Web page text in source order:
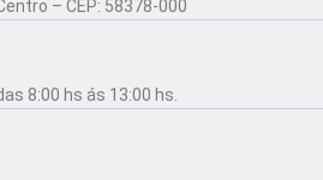
u
b
e
s
g
r
– CEP: 58378-000
8:00 hs ás 13:00 hs.